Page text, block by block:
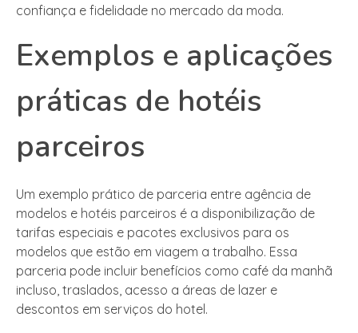
confiança e fidelidade no mercado da moda.
Exemplos e aplicações
práticas de hotéis
parceiros
Um exemplo prático de parceria entre agência de
modelos e hotéis parceiros é a disponibilização de
tarifas especiais e pacotes exclusivos para os
modelos que estão em viagem a trabalho. Essa
parceria pode incluir benefícios como café da manhã
incluso, traslados, acesso a áreas de lazer e
descontos em serviços do hotel.